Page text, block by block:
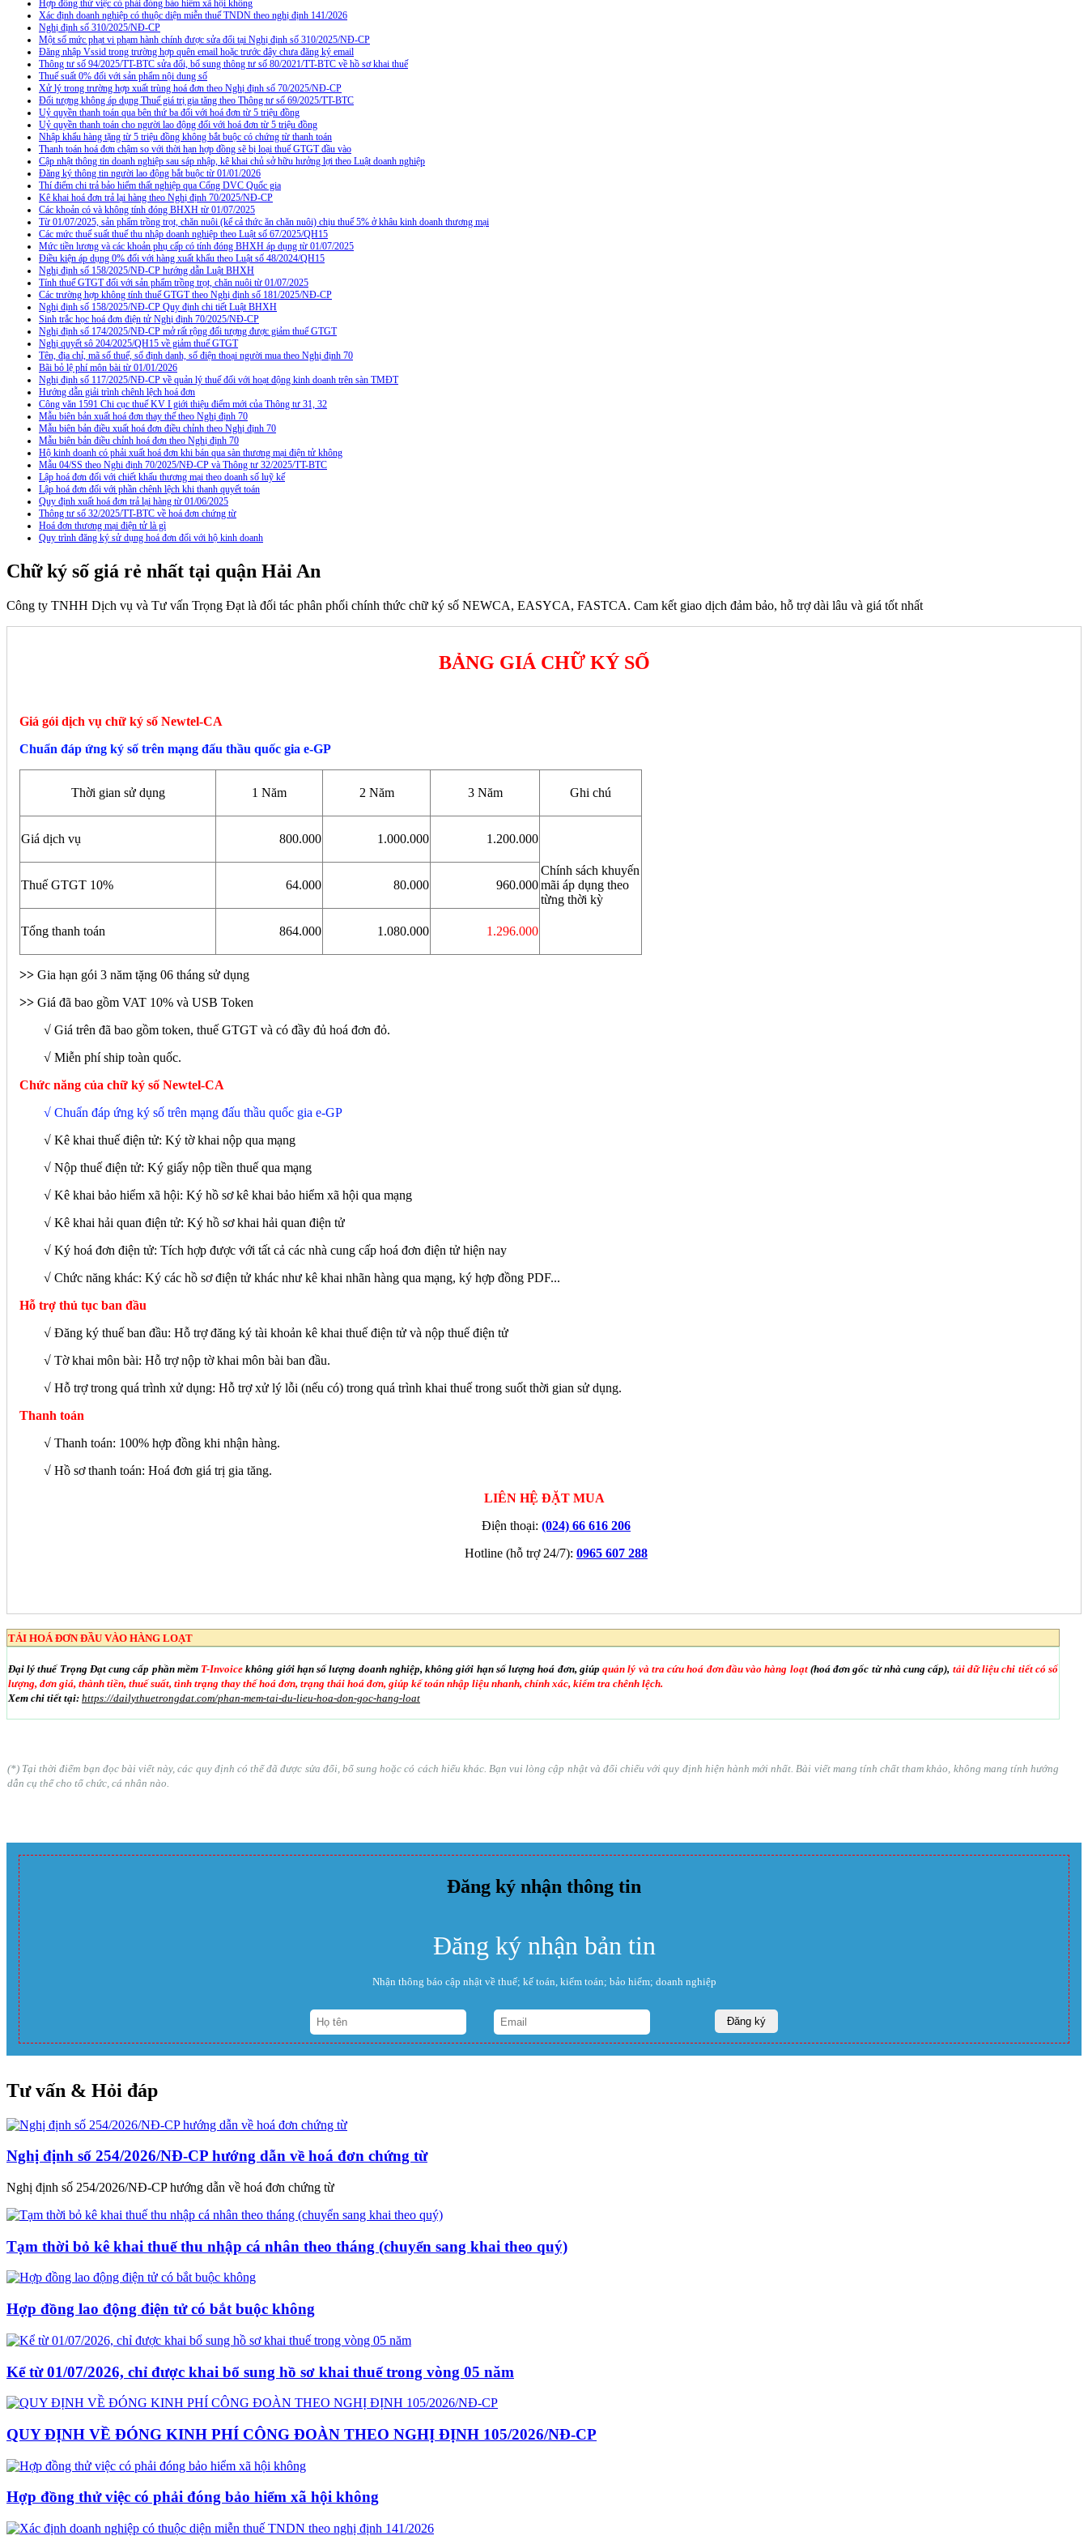
Hợp đồng thử việc có phải đóng bảo hiểm xã hội không
Xác định doanh nghiệp có thuộc diện miễn thuế TNDN theo nghị định 141/2026
Nghị định số 310/2025/NĐ-CP
Một số mức phạt vi phạm hành chính được sửa đổi tại Nghị định số 310/2025/NĐ-CP
Đăng nhập Vssid trong trường hợp quên email hoặc trước đây chưa đăng ký email
Thông tư số 94/2025/TT-BTC sửa đổi, bổ sung thông tư số 80/2021/TT-BTC về hồ sơ khai thuế
Thuế suất 0% đối với sản phẩm nội dung số
Xử lý trong trường hợp xuất trùng hoá đơn theo Nghị định số 70/2025/NĐ-CP
Đối tượng không áp dụng Thuế giá trị gia tăng theo Thông tư số 69/2025/TT-BTC
Uỷ quyền thanh toán qua bên thứ ba đối với hoá đơn từ 5 triệu đồng
Uỷ quyền thanh toán cho người lao động đối với hoá đơn từ 5 triệu đồng
Nhập khẩu hàng tặng từ 5 triệu đồng không bắt buộc có chứng từ thanh toán
Thanh toán hoá đơn chậm so với thời hạn hợp đồng sẽ bị loại thuế GTGT đầu vào
Cập nhật thông tin doanh nghiệp sau sáp nhập, kê khai chủ sở hữu hưởng lợi theo Luật doanh nghiệp
Đăng ký thông tin người lao động bắt buộc từ 01/01/2026
Thí điểm chi trả bảo hiểm thất nghiệp qua Cổng DVC Quốc gia
Kê khai hoá đơn trả lại hàng theo Nghị định 70/2025/NĐ-CP
Các khoản có và không tính đóng BHXH từ 01/07/2025
Từ 01/07/2025, sản phẩm trồng trọt, chăn nuôi (kể cả thức ăn chăn nuôi) chịu thuế 5% ở khâu kinh doanh thương mại
Các mức thuế suất thuế thu nhập doanh nghiệp theo Luật số 67/2025/QH15
Mức tiền lương và các khoản phụ cấp có tính đóng BHXH áp dụng từ 01/07/2025
Điều kiện áp dụng 0% đối với hàng xuất khẩu theo Luật số 48/2024/QH15
Nghị định số 158/2025/NĐ-CP hướng dẫn Luật BHXH
Tính thuế GTGT đối với sản phẩm trồng trọt, chăn nuôi từ 01/07/2025
Các trường hợp không tính thuế GTGT theo Nghị định số 181/2025/NĐ-CP
Nghị định số 158/2025/NĐ-CP Quy định chi tiết Luật BHXH
Sinh trắc học hoá đơn điện tử Nghị định 70/2025/NĐ-CP
Nghị định số 174/2025/NĐ-CP mở rất rộng đối tượng được giảm thuế GTGT
Nghị quyết sô 204/2025/QH15 về giảm thuế GTGT
Tên, địa chỉ, mã số thuế, số định danh, số điện thoại người mua theo Nghị định 70
Bãi bỏ lệ phí môn bài từ 01/01/2026
Nghị định số 117/2025/NĐ-CP về quản lý thuế đối với hoạt động kinh doanh trên sàn TMĐT
Hướng dẫn giải trình chênh lệch hoá đơn
Công văn 1591 Chi cục thuế KV I giới thiệu điểm mới của Thông tư 31, 32
Mẫu biên bản xuất hoá đơn thay thế theo Nghị định 70
Mẫu biên bản điều xuất hoá đơn điều chỉnh theo Nghị định 70
Mẫu biên bản điều chỉnh hoá đơn theo Nghị định 70
Hộ kinh doanh có phải xuất hoá đơn khi bán qua sàn thương mại điện tử không
Mẫu 04/SS theo Nghi định 70/2025/NĐ-CP và Thông tư 32/2025/TT-BTC
Lập hoá đơn đối với chiết khấu thương mại theo doanh số luỹ kế
Lập hoá đơn đối với phần chênh lệch khi thanh quyết toán
Quy định xuất hoá đơn trả lại hàng từ 01/06/2025
Thông tư số 32/2025/TT-BTC về hoá đơn chứng từ
Hoá đơn thương mại điện tử là gì
Quy trình đăng ký sử dụng hoá đơn đối với hộ kinh doanh
Chữ ký số giá rẻ nhất tại quận Hải An
Công ty TNHH Dịch vụ và Tư vấn Trọng Đạt là đối tác phân phối chính thức chữ ký số NEWCA, EASYCA, FASTCA. Cam kết giao dịch đảm bảo, hỗ trợ dài lâu và giá tốt nhất
BẢNG GIÁ CHỮ KÝ SỐ
Giá gói dịch vụ chữ ký số Newtel-CA
Chuẩn đáp ứng ký số trên mạng đấu thầu quốc gia e-GP
Thời gian sử dụng 1 Năm 2 Năm 3 Năm Ghi chú
Giá dịch vụ 800.000 1.000.000 1.200.000
Chính sách khuyến
mãi áp dụng theo
từng thời kỳ
Thuế GTGT 10% 64.000 80.000 960.000
Tổng thanh toán 864.000 1.080.000 1.296.000
>> Gia hạn gói 3 năm tặng 06 tháng sử dụng
>> Giá đã bao gồm VAT 10% và USB Token
√ Giá trên đã bao gồm token, thuế GTGT và có đầy đủ hoá đơn đỏ.
√ Miễn phí ship toàn quốc.
Chức năng của chữ ký số Newtel-CA
√ Chuẩn đáp ứng ký số trên mạng đấu thầu quốc gia e-GP
√ Kê khai thuế điện tử: Ký tờ khai nộp qua mạng
√ Nộp thuế điện tử: Ký giấy nộp tiền thuế qua mạng
√ Kê khai bảo hiểm xã hội: Ký hồ sơ kê khai bảo hiểm xã hội qua mạng
√ Kê khai hải quan điện tử: Ký hồ sơ khai hải quan điện tử
√ Ký hoá đơn điện tử: Tích hợp được với tất cả các nhà cung cấp hoá đơn điện tử hiện nay
√ Chức năng khác: Ký các hồ sơ điện tử khác như kê khai nhãn hàng qua mạng, ký hợp đồng PDF...
Hỗ trợ thủ tục ban đầu
√ Đăng ký thuế ban đầu: Hỗ trợ đăng ký tài khoản kê khai thuế điện tử và nộp thuế điện tử
√ Tờ khai môn bài: Hỗ trợ nộp tờ khai môn bài ban đầu.
√ Hỗ trợ trong quá trình xử dụng: Hỗ trợ xử lý lỗi (nếu có) trong quá trình khai thuế trong suốt thời gian sử dụng.
Thanh toán
√ Thanh toán: 100% hợp đồng khi nhận hàng.
√ Hồ sơ thanh toán: Hoá đơn giá trị gia tăng.
LIÊN HỆ ĐẶT MUA
Điện thoại: (024) 66 616 206
Hotline (hỗ trợ 24/7): 0965 607 288
TẢI HOÁ ĐƠN ĐẦU VÀO HÀNG LOẠT
Đại lý thuế Trọng Đạt cung cấp phần mềm T-Invoice không giới hạn số lượng doanh nghiệp, không giới hạn số lượng hoá đơn, giúpquản lý và tra cứu hoá đơn đầu vào hàng loạt(hoá đơn gốc từ nhà cung cấp), tải dữ liệu chi tiết có số
lượng, đơn giá, thành tiền, thuế suất, tình trạng thay thế hoá đơn, trạng thái hoá đơn, giúp kế toán nhập liệu nhanh, chính xác, kiểm tra chênh lệch.
Xem chi tiết tại: https://dailythuetrongdat.com/phan-mem-tai-du-lieu-hoa-don-goc-hang-loat
(*) Tại thời điểm bạn đọc bài viết này, các quy định có thể đã được sửa đổi, bổ sung hoặc có cách hiểu khác. Bạn vui lòng cập nhật và đối chiếu với quy định hiện hành mới nhất. Bài viết mang tính chất tham khảo, không mang tính hướng
dẫn cụ thể cho tổ chức, cá nhân nào.
Đăng ký nhận thông tin
Đăng ký nhận bản tin
Nhận thông báo cập nhật về thuế; kế toán, kiểm toán; bảo hiểm; doanh nghiệp
Tư vấn & Hỏi đáp
Nghị định số 254/2026/NĐ-CP hướng dẫn về hoá đơn chứng từ
Nghị định số 254/2026/NĐ-CP hướng dẫn về hoá đơn chứng từ
Tạm thời bỏ kê khai thuế thu nhập cá nhân theo tháng (chuyển sang khai theo quý)
Hợp đồng lao động điện tử có bắt buộc không
Kể từ 01/07/2026, chỉ được khai bổ sung hồ sơ khai thuế trong vòng 05 năm
QUY ĐỊNH VỀ ĐÓNG KINH PHÍ CÔNG ĐOÀN THEO NGHỊ ĐỊNH 105/2026/NĐ-CP
Hợp đồng thử việc có phải đóng bảo hiểm xã hội không